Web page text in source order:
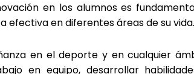
en los alumnos es
efectiva en diferentes áreas de su vida.
en el deporte y en cualquier
en equipo, desarrollar